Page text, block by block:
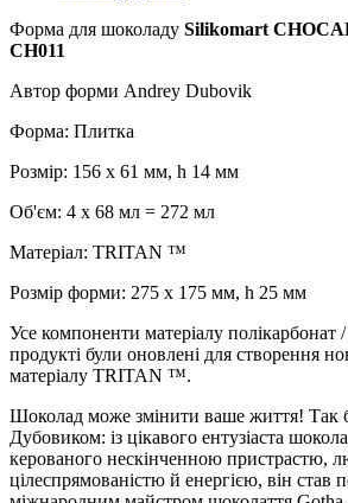
Форма для шоколаду Silikomart
CH011
Автор форми Andrey Dubovik
Форма: Плитка
Розмір: 156 х 61 мм, h 14 мм
Об'єм: 4 х 68 мл = 272 мл
Матеріал: TRITAN ™
Розмір форми: 275 x 175 мм, h 25 мм
Усе компоненти матеріалу
продукті були оновлені для створення
матеріалу TRITAN ™.
Шоколад може змінити ваше життя! Так
Дубовиком: із цікавого ентузіаста
керованого нескінченною пристрастю,
цілеспрямованістю й енергією, він став